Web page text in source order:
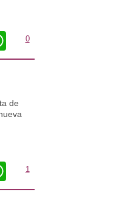
WhatsApp
0
de
WhatsApp
1